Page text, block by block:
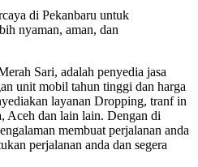
di Pekanbaru untuk
nyaman, aman, dan
Sari, adalah penyedia jasa
unit mobil tahun tinggi dan harga
layanan Dropping, tranf in
Aceh dan lain lain. Dengan di
membuat perjalanan anda
perjalanan anda dan segera